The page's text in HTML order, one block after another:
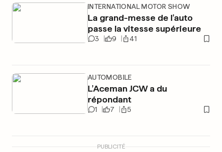
INTERNATIONAL MOTOR SHOW
La grand-messe de l’auto
passe la vitesse supérieure
3 9 41
AUTOMOBILE
L’Aceman JCW a du
répondant
1 7 5
PUBLICITÉ